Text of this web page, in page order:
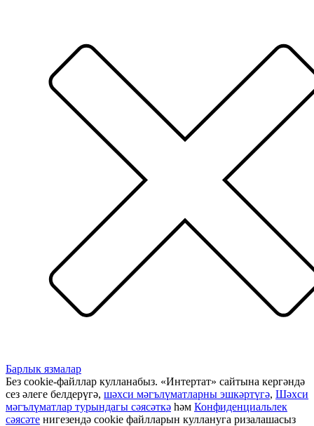
Барлык язмалар
Без cookie-файллар кулланабыз. «Интертат» сайтына кергәндә
сез әлеге белдерүгә, шәхси мәгълүматларны эшкәртүгә, Шәхси
мәгълүматлар турындагы сәясәткә һәм Конфиденциальлек
сәясәте нигезендә cookie файлларын куллануга ризалашасыз